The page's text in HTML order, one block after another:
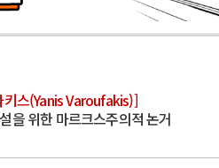
스(Yanis Varoufakis)]
을 위한 마르크스주의적 논거